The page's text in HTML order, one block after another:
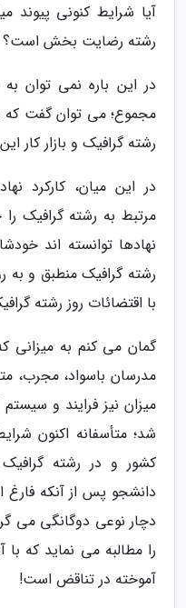
آیا شرایط کنونی پیوند
رشته رضایت بخش است؟
در این باره نمی توان
مجموع؛ می توان گفت که
رشته گرافیک و بازار
در این میان، کارکرد
مرتبط به رشته گرافیک را
نهادها توانسته اند
رشته گرافیک منطبق و به
با اقتضائات روز رشته
گمان می کنم به میزانی
مدرسان باسواد، مجرب،
میزان نیز فرایند و
شد؛ متأسفانه اکنون
کشور و در رشته
دانشجو پس از آنکه فارغ
دچار نوعی دوگانگی می
را مطالبه می نماید که با
آموخته در تناقض است!